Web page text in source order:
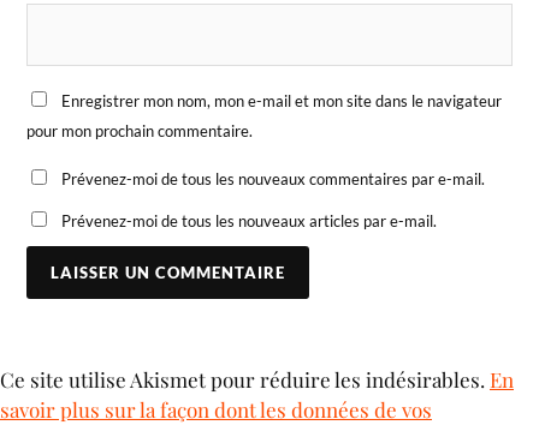
Enregistrer mon nom, mon e-mail et mon site dans le navigateur
pour mon prochain commentaire.
Prévenez-moi de tous les nouveaux commentaires par e-mail.
Prévenez-moi de tous les nouveaux articles par e-mail.
Ce site utilise Akismet pour réduire les indésirables. En
savoir plus sur la façon dont les données de vos